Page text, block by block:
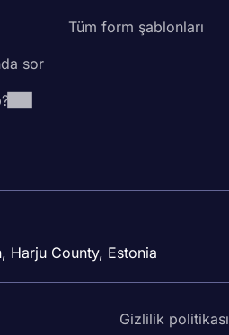
sor
Tüm form şablonları
Harju County, Estonia
Gizlilik politikası